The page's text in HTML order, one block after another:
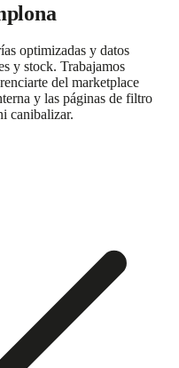
optimizadas y datos
y stock. Trabajamos
del marketplace
y las páginas de filtro
canibalizar.